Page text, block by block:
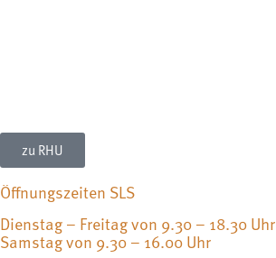
zu RHU
Öffnungszeiten SLS
Dienstag – Freitag von 9.30 – 18.30 Uhr
Samstag von 9.30 – 16.00 Uhr